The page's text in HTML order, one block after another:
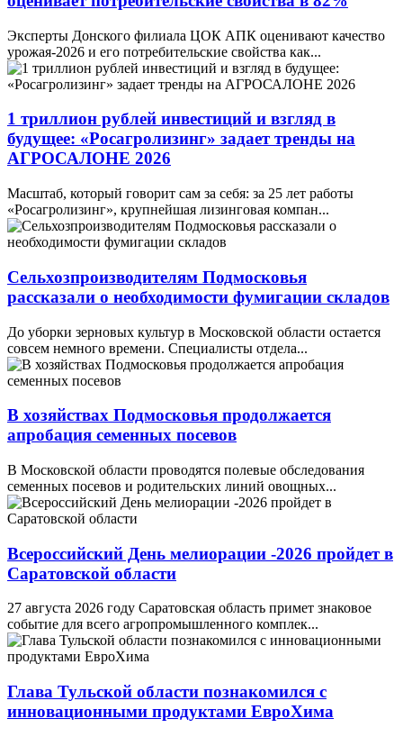
Эксперты Донского филиала ЦОК АПК оценивают качество
урожая-2026 и его потребительские свойства как...
1 триллион рублей инвестиций и взгляд в
будущее: «Росагролизинг» задает тренды на
АГРОСАЛОНЕ 2026
Масштаб, который говорит сам за себя: за 25 лет работы
«Росагролизинг», крупнейшая лизинговая компан...
Сельхозпроизводителям Подмосковья
рассказали о необходимости фумигации складов
До уборки зерновых культур в Московской области остается
совсем немного времени. Специалисты отдела...
В хозяйствах Подмосковья продолжается
апробация семенных посевов
В Московской области проводятся полевые обследования
семенных посевов и родительских линий овощных...
Всероссийский День мелиорации -2026 пройдет в
Саратовской области
27 августа 2026 году Саратовская область примет знаковое
событие для всего агропромышленного комплек...
Глава Тульской области познакомился с
инновационными продуктами ЕвроХима